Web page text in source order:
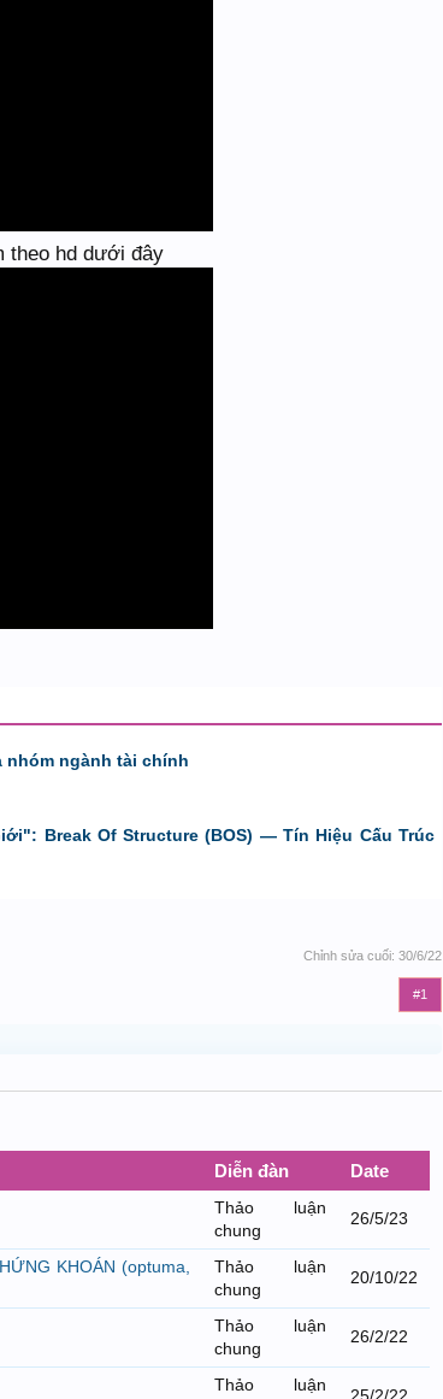
theo hd dưới đây
nhóm ngành tài chính
Break Of Structure (BOS) — Tín Hiệu Cấu Trúc
Chỉnh sửa cuối: 30/6/22
#1
Diễn đàn Date
Thảo luận
chung
26/5/23
KHOÁN (optuma,
Thảo luận
chung
20/10/22
Thảo luận
chung
26/2/22
Thảo luận